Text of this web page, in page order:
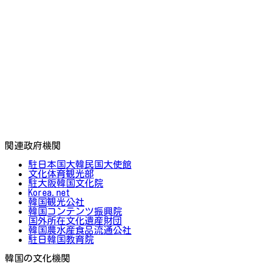
関連政府機関
駐日本国大韓民国大使館
文化体育観光部
駐大阪韓国文化院
Korea.net
韓国観光公社
韓国コンテンツ振興院
国外所在文化遺産財団
韓国農水産食品流通公社
駐日韓国教育院
韓国の文化機関